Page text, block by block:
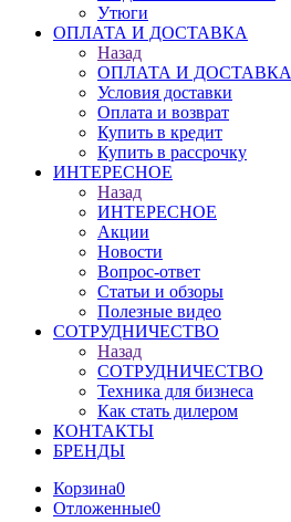
Утюги
ОПЛАТА И ДОСТАВКА
Назад
ОПЛАТА И ДОСТАВКА
Условия доставки
Оплата и возврат
Купить в кредит
Купить в рассрочку
ИНТЕРЕСНОЕ
Назад
ИНТЕРЕСНОЕ
Акции
Новости
Вопрос-ответ
Статьи и обзоры
Полезные видео
СОТРУДНИЧЕСТВО
Назад
СОТРУДНИЧЕСТВО
Техника для бизнеса
Как стать дилером
КОНТАКТЫ
БРЕНДЫ
Корзина0
Отложенные0